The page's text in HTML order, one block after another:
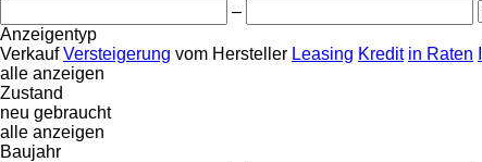
–
Anzeigentyp
Verkauf Versteigerung vom Hersteller Leasing Kredit in Raten
alle anzeigen
Zustand
neu gebraucht
alle anzeigen
Baujahr